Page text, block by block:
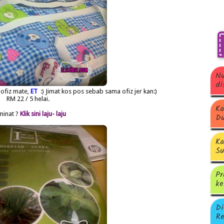
mate, ET :) Jimat kos pos sebab sama ofiz jer kan:)
RM 22 / 5 helai.
? Klik sini laju- laju